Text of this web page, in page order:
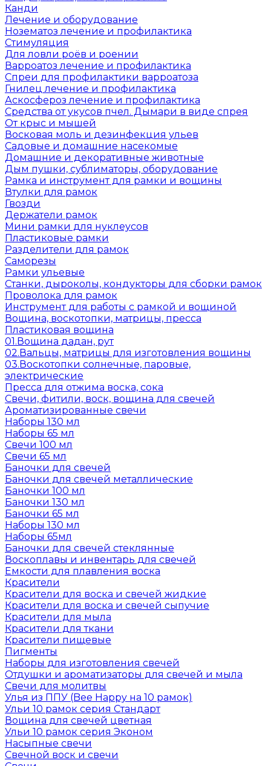
Канди
Лечение и оборудование
Нозематоз лечение и профилактика
Стимуляция
Для ловли роёв и роении
Варроатоз лечение и профилактика
Спреи для профилактики варроатоза
Гнилец лечение и профилактика
Аскосфероз лечение и профилактика
Средства от укусов пчел. Дымари в виде спрея
От крыс и мышей
Восковая моль и дезинфекция ульев
Садовые и домашние насекомые
Домашние и декоративные животные
Дым пушки, сублиматоры, оборудование
Рамка и инструмент для рамки и вощины
Втулки для рамок
Гвозди
Держатели рамок
Мини рамки для нуклеусов
Пластиковые рамки
Разделители для рамок
Саморезы
Рамки ульевые
Станки, дыроколы, кондукторы для сборки рамок
Проволока для рамок
Инструмент для работы с рамкой и вощиной
Вощина, воскотопки, матрицы, пресса
Пластиковая вощина
01.Вощина дадан, рут
02.Вальцы, матрицы для изготовления вощины
03.Воскотопки солнечные, паровые,
электрические
Пресса для отжима воска, сока
Свечи, фитили, воск, вощина для свечей
Ароматизированные свечи
Наборы 130 мл
Наборы 65 мл
Свечи 100 мл
Свечи 65 мл
Баночки для свечей
Баночки для свечей металлические
Баночки 100 мл
Баночки 130 мл
Баночки 65 мл
Наборы 130 мл
Наборы 65мл
Баночки для свечей стеклянные
Воскоплавы и инвентарь для свечей
Емкости для плавления воска
Красители
Красители для воска и свечей жидкие
Красители для воска и свечей сыпучие
Красители для мыла
Красители для ткани
Красители пищевые
Пигменты
Наборы для изготовления свечей
Отдушки и ароматизаторы для свечей и мыла
Свечи для молитвы
Улья из ППУ (Bee Happy на 10 рамок)
Ульи 10 рамок серия Стандарт
Вощина для свечей цветная
Ульи 10 рамок серия Эконом
Насыпные свечи
Свечной воск и свечи